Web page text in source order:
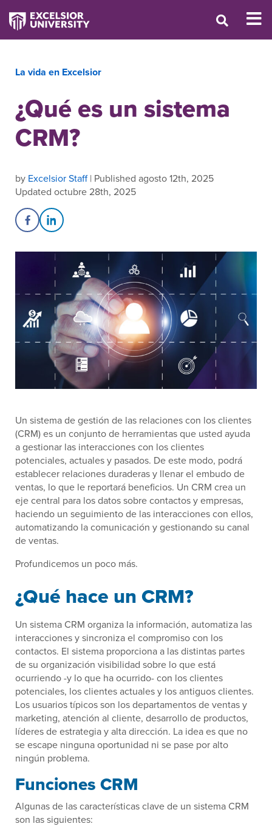
La vida en Excelsior
¿Qué es un sistema
CRM?
by Excelsior Staff| Published agosto 12th, 2025
Updated octubre 28th, 2025
Share on Facebook
Share on LinkedIn
Un sistema de gestión de las relaciones con los clientes
(CRM) es un conjunto de herramientas que usted ayuda
a gestionar las interacciones con los clientes
potenciales, actuales y pasados. De este modo, podrá
establecer relaciones duraderas y llenar el embudo de
ventas, lo que le reportará beneficios. Un CRM crea un
eje central para los datos sobre contactos y empresas,
haciendo un seguimiento de las interacciones con ellos,
automatizando la comunicación y gestionando su canal
de ventas.
Profundicemos un poco más.
¿Qué hace un CRM?
Un sistema CRM organiza la información, automatiza las
interacciones y sincroniza el compromiso con los
contactos. El sistema proporciona a las distintas partes
de su organización visibilidad sobre lo que está
ocurriendo -y lo que ha ocurrido- con los clientes
potenciales, los clientes actuales y los antiguos clientes.
Los usuarios típicos son los departamentos de ventas y
marketing, atención al cliente, desarrollo de productos,
líderes de estrategia y alta dirección. La idea es que no
se escape ninguna oportunidad ni se pase por alto
ningún problema.
Funciones CRM
Algunas de las características clave de un sistema CRM
son las siguientes: